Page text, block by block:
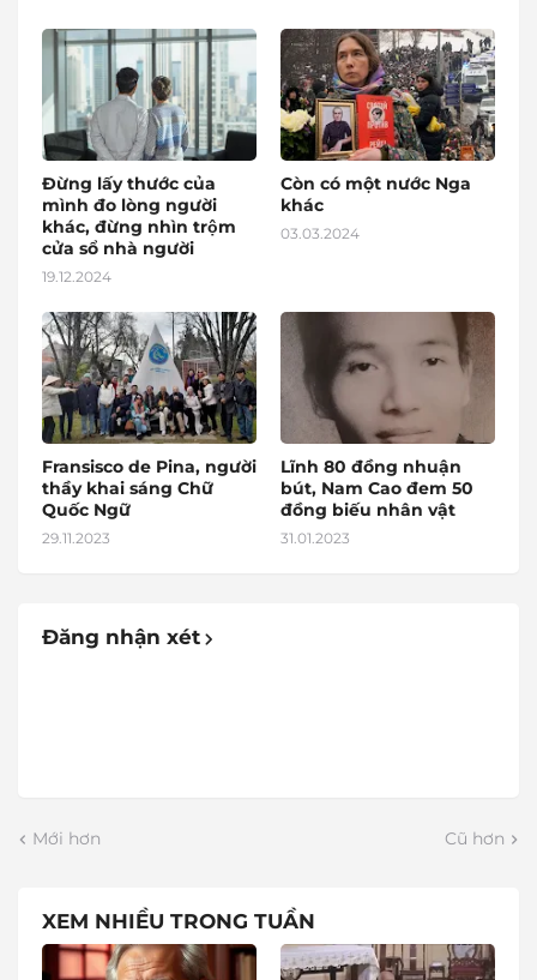
Đừng lấy thước của
mình đo lòng người
khác, đừng nhìn trộm
cửa sổ nhà người
19.12.2024
Còn có một nước Nga
khác
03.03.2024
Fransisco de Pina, người
thầy khai sáng Chữ
Quốc Ngữ
29.11.2023
Lĩnh 80 đồng nhuận
bút, Nam Cao đem 50
đồng biếu nhân vật
31.01.2023
Đăng nhận xét
Mới hơn Cũ hơn
XEM NHIỀU TRONG TUẦN